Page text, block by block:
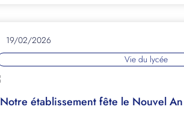
19/02/2026
Vie du lycée
Notre établissement fête le Nouvel